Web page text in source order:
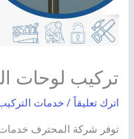
تركيب لوحات
اترك تعليقاً / خدمات
توفر شركة المحترف خدمات